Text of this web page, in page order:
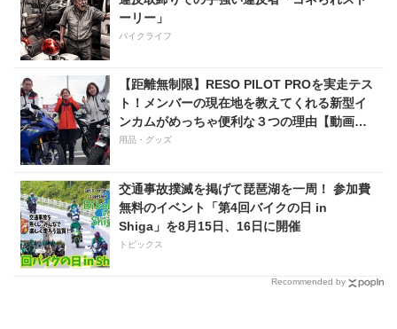
ーリー」
バイクライフ
【距離無制限】RESO PILOT PROを実走テス
ト！メンバーの現在地を教えてくれる新型イ
ンカムがめっちゃ便利な３つの理由【動画付
き】
用品・グッズ
交通事故撲滅を掲げて琵琶湖を一周！ 参加費
無料のイベント「第4回バイクの日 in
Shiga」を8月15日、16日に開催
トピックス
Recommended by